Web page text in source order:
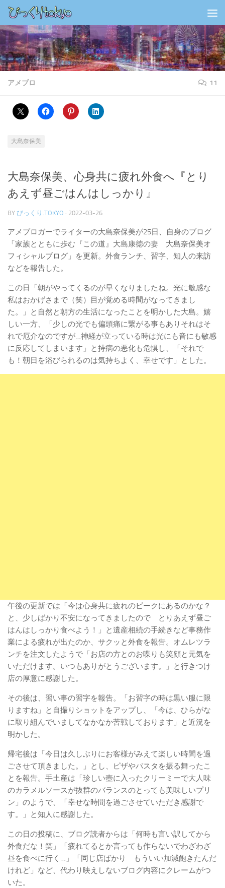
コンテンツの下
アメブロ 11
大島奈保美
大島奈保美、心身共に疲れ外食へ『とり
あえず昼ごはんはしっかり』
BY びっくり.TOKYO · 2022-03-26
アメブロガーでライターの大島奈保美が25日、自身のブログ
「家族とともに歩む『この道』大島康徳の妻 大島奈保美オ
フィシャルブログ」を更新。外食ランチ、習字、知人の来訪
などを報告した。
この日「朝がやってくるのが早くなりましたね。光に敏感な
私はおかげさまで（笑）目が覚める時間がなってきまし
た。」と自然と朝方の生活になったことを明かした大島。嬉
しい一方、「少しの光でも偏頭痛に繋がる事もありそれはそ
れで厄介なのですが…神経が立っている時は光にも音にも敏感
に反応してしまいます」と持病の悪化も危惧し、「それで
も！朝日を浴びられるのは気持ちよく、幸せです」とした。
午後の更新では「今は心身共に疲れのピークにあるのかな？
と、少しばかり不安になってきましたので とりあえず昼ご
はんはしっかり食べよう！」と遺産相続の手続きなど事務作
業による疲れが出たのか、サクッと外食を報告。オムレツラ
ンチを注文したようで「お店の方とのお喋りも笑顔と元気を
いただけます。いつもありがとうございます。」と行きつけ
店の厚意に感謝した。
その後は、習い事の習字を報告。「お習字の時は黒い服に限
りますね」と自撮りショットをアップし、「今は、ひらがな
に取り組んでいましてなかなか苦戦しております」と近況を
明かした。
帰宅後は「今日は久しぶりにお客様がみえて楽しい時間を過
ごさせて頂きました。」とし、ピザやパスタを振る舞ったこ
とを報告。手土産は「珍しい壺に入ったクリーミーで大人味
のカラメルソースが抜群のバランスのとっても美味しいプリ
ン」のようで、「幸せな時間を過ごさせていただき感謝で
す。」と知人に感謝した。
この日の投稿に、ブログ読者からは「何時も言い訳してから
外食だな！笑」「疲れてるとか言っても作らないでわざわざ
昼を食べに行く…」「同じ店ばかり もういい加減飽きたんだ
けれど」など、代わり映えしないブログ内容にクレームがつ
いた。